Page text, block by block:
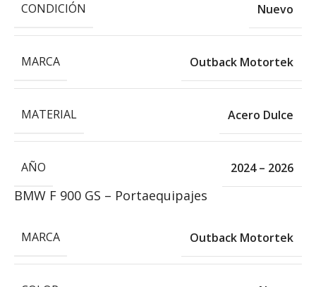
CONDICIÓN Nuevo
MARCA Outback Motortek
MATERIAL Acero Dulce
AÑO 2024 – 2026
BMW F 900 GS – Portaequipajes
MARCA Outback Motortek